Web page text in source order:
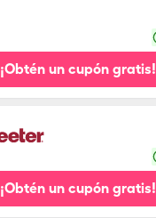
¡Obtén un cupón gratis!
¡Obtén un cupón gratis!